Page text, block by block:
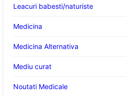
Leacuri babesti/naturiste
Medicina
Medicina Alternativa
Mediu curat
Noutati Medicale